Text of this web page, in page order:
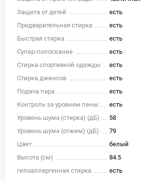
Защита от детей
есть
Предварительная стирка
есть
Быстрая стирка
есть
Супер-полоскание
есть
Стирка спортивной одежды
есть
Стирка джинсов
есть
Подача пара
есть
Контроль за уровнем пены
есть
Уровень шума (стирка) (дБ)
58
Уровень шума (отжим) (дБ)
79
Цвет
белый
Высота (см)
84.5
гипоаллергенная стирка
есть